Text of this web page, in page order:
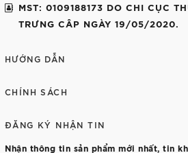
MST: 0109188173 DO CHI CỤC
TRƯNG CÂP NGÀY 19/05/2020.
HƯỚNG DẪN
CHÍNH SÁCH
ĐĂNG KÝ NHẬN TIN
Nhận thông tin sản phẩm mới nhất, tin